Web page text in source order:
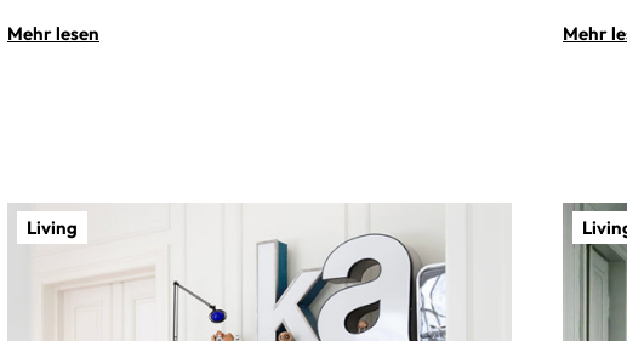
Mehr lesen Mehr
Living